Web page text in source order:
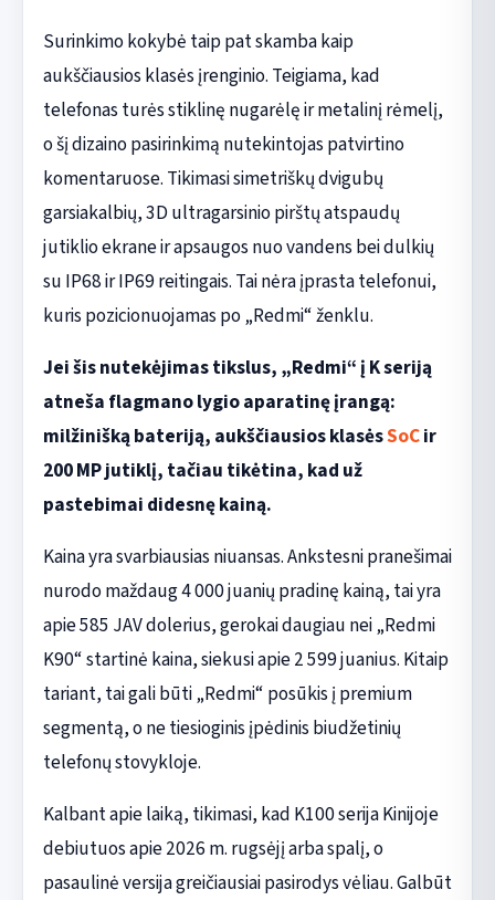
Surinkimo kokybė taip pat skamba kaip
aukščiausios klasės įrenginio. Teigiama, kad
telefonas turės stiklinę nugarėlę ir metalinį rėmelį,
o šį dizaino pasirinkimą nutekintojas patvirtino
komentaruose. Tikimasi simetriškų dvigubų
garsiakalbių, 3D ultragarsinio pirštų atspaudų
jutiklio ekrane ir apsaugos nuo vandens bei dulkių
su IP68 ir IP69 reitingais. Tai nėra įprasta telefonui,
kuris pozicionuojamas po „Redmi“ ženklu.
Jei šis nutekėjimas tikslus, „Redmi“ į K seriją
atneša flagmano lygio aparatinę įrangą:
milžinišką bateriją, aukščiausios klasėsSoCir
200 MP jutiklį, tačiau tikėtina, kad už
pastebimai didesnę kainą.
Kaina yra svarbiausias niuansas. Ankstesni pranešimai
nurodo maždaug 4 000 juanių pradinę kainą, tai yra
apie 585 JAV dolerius, gerokai daugiau nei „Redmi
K90“ startinė kaina, siekusi apie 2 599 juanius. Kitaip
tariant, tai gali būti „Redmi“ posūkis į premium
segmentą, o ne tiesioginis įpėdinis biudžetinių
telefonų stovykloje.
Kalbant apie laiką, tikimasi, kad K100 serija Kinijoje
debiutuos apie 2026 m. rugsėjį arba spalį, o
pasaulinė versija greičiausiai pasirodys vėliau. Galbūt